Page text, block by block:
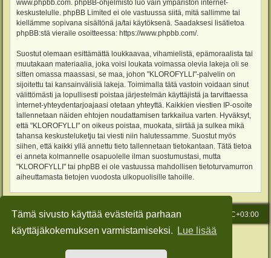
Tämä sivusto käyttää evästeitä parhaan
käyttäjäkokemuksen varmistamiseksi.
Lue lisää
www.phpbb.com . phpBB-ohjelmisto luo vain ympäristön internet-
keskustelulle. phpBB Limited ei ole vastuussa siitä, mitä sallimme tai
kiellämme sopivana sisältönä ja/tai käytöksenä. Saadaksesi lisätietoa
phpBB:stä vieraile osoitteessa: https://www.phpbb.com/.
Suostut olemaan esittämättä loukkaavaa, vihamielistä, epämoraalista tai
muutakaan materiaalia, joka voisi loukata voimassa olevia lakeja oli se
sitten omassa maassasi, se maa, johon "KLOROFYLLI"-palvelin on
sijoitettu tai kansainvälisiä lakeja. Toimimalla tätä vastoin voidaan sinut
välittömästi ja lopullisesti poistaa järjestelmän käyttäjistä ja tarvittaessa
internet-yhteydentarjoajaasi otetaan yhteyttä. Kaikkien viestien IP-osoite
tallennetaan näiden ehtojen noudattamisen tarkkailua varten. Hyväksyt,
että "KLOROFYLLI" on oikeus poistaa, muokata, siirtää ja sulkea mikä
tahansa keskusteluketju tai viesti niin halutessamme. Suostut myös
siihen, että kaikki yllä annettu tieto tallennetaan tietokantaan. Tätä tietoa
ei anneta kolmannelle osapuolelle ilman suostumustasi, mutta
"KLOROFYLLI" tai phpBB ei ole vastuussa mahdollisen tietoturvamurron
aiheuttamasta tietojen vuodosta ulkopuolisille tahoille.
Etusivu Kaikki ajat ovat UTC+03:00
Viesti Ylläpidolle
Keskustelufoorumin ohjelmistophpBB® Forum Software © phpBB Limited